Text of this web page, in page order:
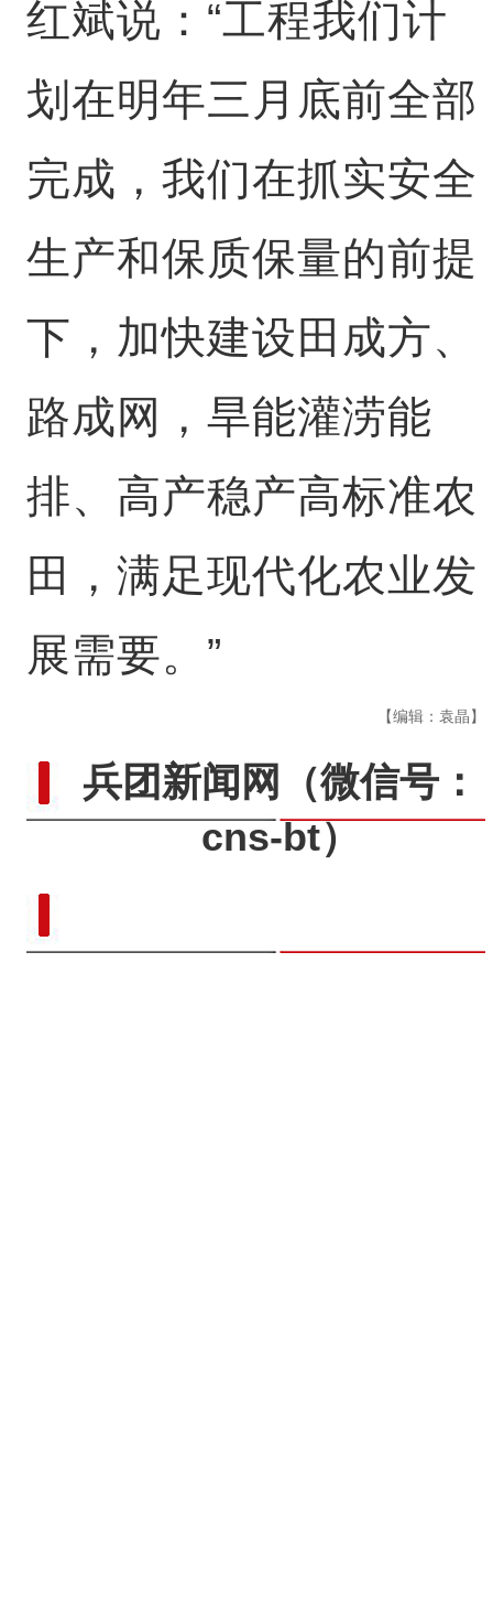
红斌说：“工程我们计
划在明年三月底前全部
完成，我们在抓实安全
生产和保质保量的前提
下，加快建设田成方、
路成网，旱能灌涝能
排、高产稳产高标准农
田，满足现代化农业发
展需要。”
【编辑：袁晶】
兵团新闻网
（微信号：
cns-bt）